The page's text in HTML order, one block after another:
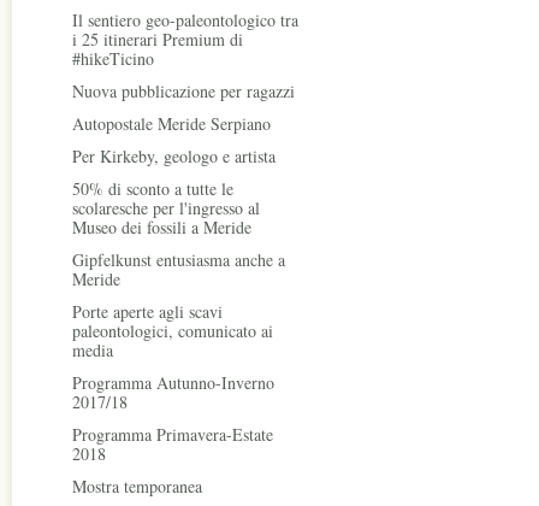
Il sentiero geo-paleontologico tra
i 25 itinerari Premium di
#hikeTicino
Nuova pubblicazione per ragazzi
Autopostale Meride Serpiano
Per Kirkeby, geologo e artista
50% di sconto a tutte le
scolaresche per l'ingresso al
Museo dei fossili a Meride
Gipfelkunst entusiasma anche a
Meride
Porte aperte agli scavi
paleontologici, comunicato ai
media
Programma Autunno-Inverno
2017/18
Programma Primavera-Estate
2018
Mostra temporanea